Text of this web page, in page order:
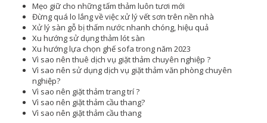
Mẹo giữ cho những tấm thảm luôn tươi mới
Đừng quá lo lắng về việc xử lý vết sơn trên nền nhà
Xử lý sàn gỗ bị thấm nước nhanh chóng, hiệu quả
Xu hướng sử dụng thảm lót sàn
Xu hướng lựa chọn ghế sofa trong năm 2023
Vì sao nên thuê dịch vụ giặt thảm chuyên nghiệp ?
Vì sao nên sử dụng dịch vụ giặt thảm văn phòng chuyên
nghiệp?
Vì sao nên giặt thảm trang trí ?
Vì sao nên giặt thảm cầu thang?
Vì sao nên giặt thảm cầu thang